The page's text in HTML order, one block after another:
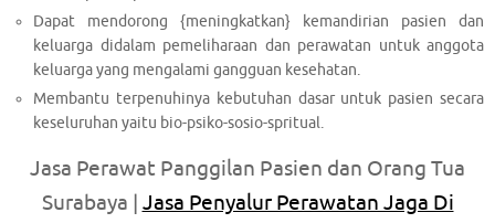
Dapat mendorong {meningkatkan} kemandirian pasien dan
keluarga didalam pemeliharaan dan perawatan untuk anggota
keluarga yang mengalami gangguan kesehatan.
Membantu terpenuhinya kebutuhan dasar untuk pasien secara
keseluruhan yaitu bio-psiko-sosio-spritual.
Jasa Perawat Panggilan Pasien dan Orang Tua
Surabaya | Jasa Penyalur Perawatan Jaga Di